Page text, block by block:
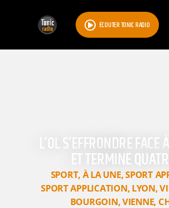
ÉCOUTER TONIC RADIO
L’OL S’EFFRONDRE
ET TERMINE
SPORT, À LA UNE,SPORT
SPORT APPLICATION, LYON,
BOURGOIN,VIENNE,